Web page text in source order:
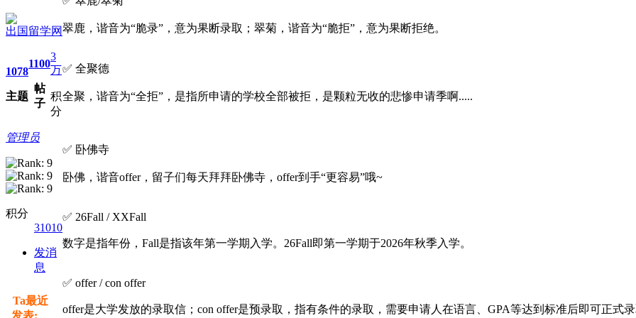
出国留学网
1078
主题
1100
帖
子
3
万
积
分
管理员
积分
31010
发消
息
Ta最近
翠鹿，谐音为“脆录”，意为果断录取；翠菊，谐音为“脆拒”，意为果断拒绝。
✅ 全聚德
全聚，谐音为“全拒”，是指所申请的学校全部被拒，是颗粒无收的悲惨申请季啊.....
✅ 卧佛寺
卧佛，谐音offer，留子们每天拜拜卧佛寺，offer到手“更容易”哦~
✅ 26Fall / XXFall
数字是指年份，Fall是指该年第一学期入学。26Fall即第一学期于2026年秋季入学。
✅ offer / con offer
offer是大学发放的录取信；con offer是预录取，指有条件的录取，需要申请人在语言、GPA等达到标准后即可正式